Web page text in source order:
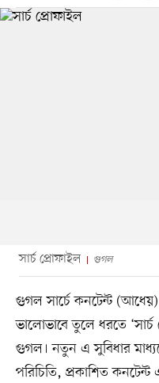
সার্চ প্রোফাইল গুগল
গুগল সার্চে কনটেন্ট
ভালোভাবে তুলে ধরতে
গুগল। নতুন এ সুবিধার
পরিচিতি, প্রকাশিত কনটেন্ট